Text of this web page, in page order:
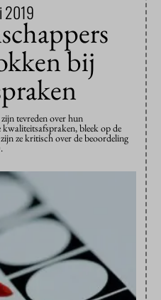
2019
bij
tevreden over hun
bleek op de
ze kritisch over de beoordeling